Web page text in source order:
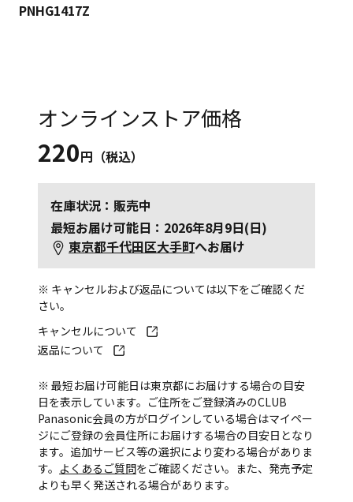
PNHG1417Z
オンラインストア価格
220円（税込）
在庫状況：販売中
最短お届け可能日：2026年8月9日(日)
東京都千代田区大手町へお届け
※ キャンセルおよび返品については以下をご確認くだ
さい。
キャンセルについて
返品について
※ 最短お届け可能日は東京都にお届けする場合の目安
日を表示しています。ご住所をご登録済みのCLUB
Panasonic会員の方がログインしている場合はマイペー
ジにご登録の会員住所にお届けする場合の目安日となり
ます。追加サービス等の選択により変わる場合がありま
す。 よくあるご質問をご確認ください。また、発売予定
よりも早く発送される場合があります。